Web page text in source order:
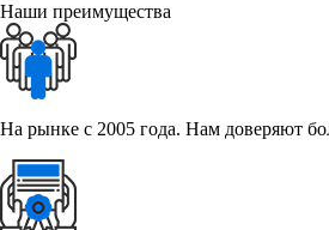
Наши преимущества
На рынке с 2005 года. Нам доверяют